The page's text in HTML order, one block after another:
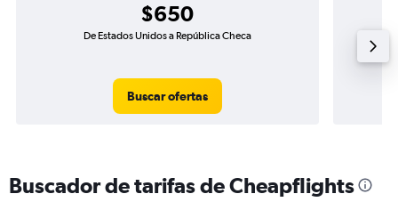
$650
De Estados Unidos a República Checa
Buscar ofertas
Buscador de tarifas de Cheapflights